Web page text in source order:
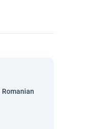
Romanian